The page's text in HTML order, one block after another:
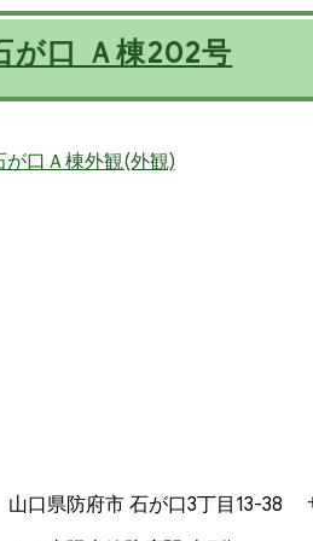
が口 Ａ棟202号
山口県防府市 石が口3丁目13-38